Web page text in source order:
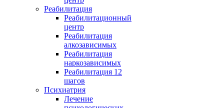
Реабилитация
Реабилитационный
центр
Реабилитация
алкозависимых
Реабилитация
наркозависимых
Реабилитация 12
шагов
Психиатрия
Лечение